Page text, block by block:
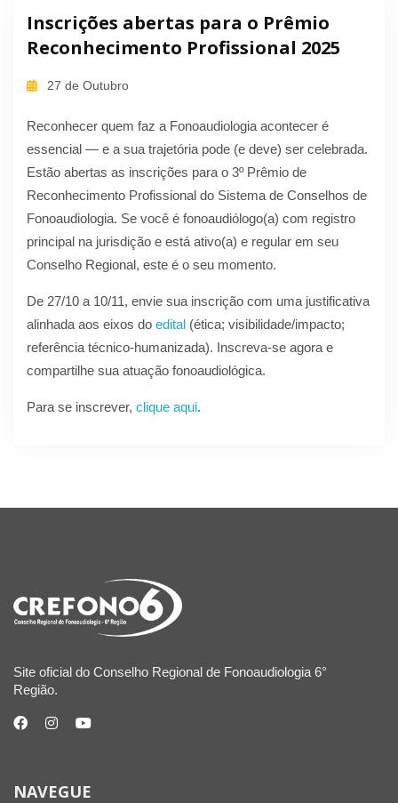
Inscrições abertas para o Prêmio
Reconhecimento Profissional 2025
27 de Outubro
Reconhecer quem faz a Fonoaudiologia acontecer é
essencial — e a sua trajetória pode (e deve) ser celebrada.
Estão abertas as inscrições para o 3º Prêmio de
Reconhecimento Profissional do Sistema de Conselhos de
Fonoaudiologia. Se você é fonoaudiólogo(a) com registro
principal na jurisdição e está ativo(a) e regular em seu
Conselho Regional, este é o seu momento.
De 27/10 a 10/11, envie sua inscrição com uma justificativa
alinhada aos eixos do edital (ética; visibilidade/impacto;
referência técnico-humanizada). Inscreva-se agora e
compartilhe sua atuação fonoaudiológica.
Para se inscrever, clique aqui.
Site oficial do Conselho Regional de Fonoaudiologia 6°
Região.
NAVEGUE